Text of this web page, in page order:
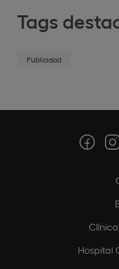
Tags
Publicidad
Hospital